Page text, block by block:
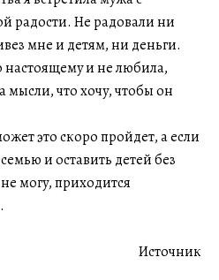
радости. Не радовали ни
мне и детям, ни деньги.
настоящему и не любила,
мысли, что хочу, чтобы он
это скоро пройдет, а если
и оставить детей без
могу, приходится
Источник